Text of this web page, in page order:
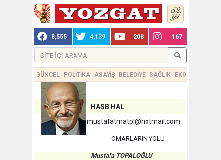
8,555 4,139 208 167
GÜNCEL POLİTİKA ASAYİŞ BELEDİYE SAĞLIK EKONOMİ
HASBİHAL
mustafatmatpl@hotmail.com
OMARLARIN YOLU
Mustafa TOPALOĞLU